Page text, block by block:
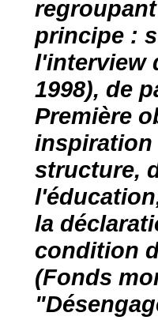
principe :
l'interview
1998), de
Première
inspiration
structure,
la
condition
(Fonds